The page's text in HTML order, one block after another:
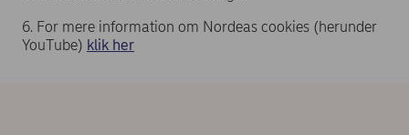
6. For mere information om Nordeas cookies (herunder
YouTube) klik her